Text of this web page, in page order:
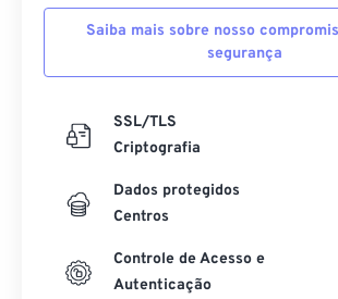
Saiba mais sobre nosso
segurança
SSL/TLS
Criptografia
Dados protegidos
Centros
Controle de Acesso e
Autenticação